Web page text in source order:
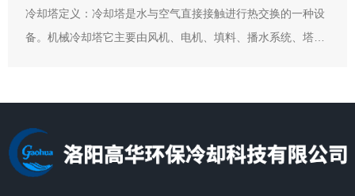
冷却塔定义：冷却塔是水与空气直接接触进行热交换的一种设
备。机械冷却塔它主要由风机、电机、填料、播水系统、塔
却塔循环流量采用的水吨为单位是国际上比较常用的单位，且
冷却塔在选型上应留有20％左右的余量。冷却塔形式区
分： 我们通常所说的冷却塔是指开放式冷却塔：是在塔内通过